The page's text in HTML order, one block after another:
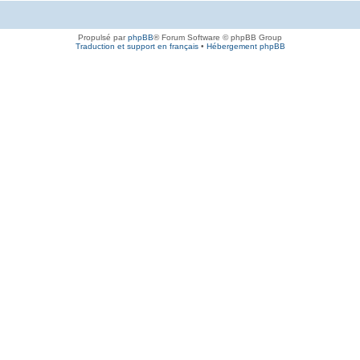
Propulsé parphpBB® Forum Software © phpBB Group
Traduction et support en français• Hébergement phpBB